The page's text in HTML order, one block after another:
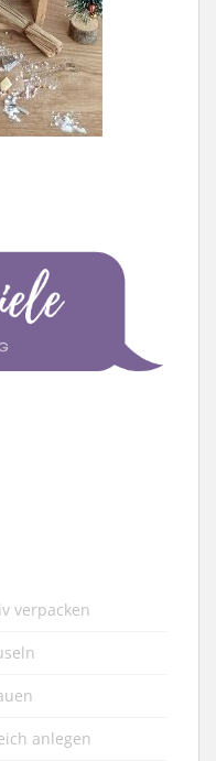
verpacken
anlegen